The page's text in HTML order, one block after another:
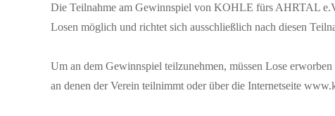
Die Teilnahme am Gewinnspiel von KOHLE fürs AHRTAL
Losen möglich und richtet sich ausschließlich nach diesen
Um an dem Gewinnspiel teilzunehmen, müssen Lose
an denen der Verein teilnimmt oder über die Internetseite